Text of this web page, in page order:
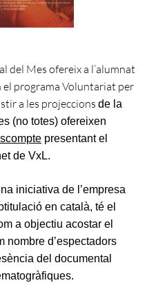
del Mes ofereix a l’alumnat
el programa Voluntariat per
a les projeccions de la
(no totes) ofereixen
presentantel
de VxL.
iniciativa de l’empresa
en català, té el
a objectiu acostar el
nombre d’espectadors
del documental